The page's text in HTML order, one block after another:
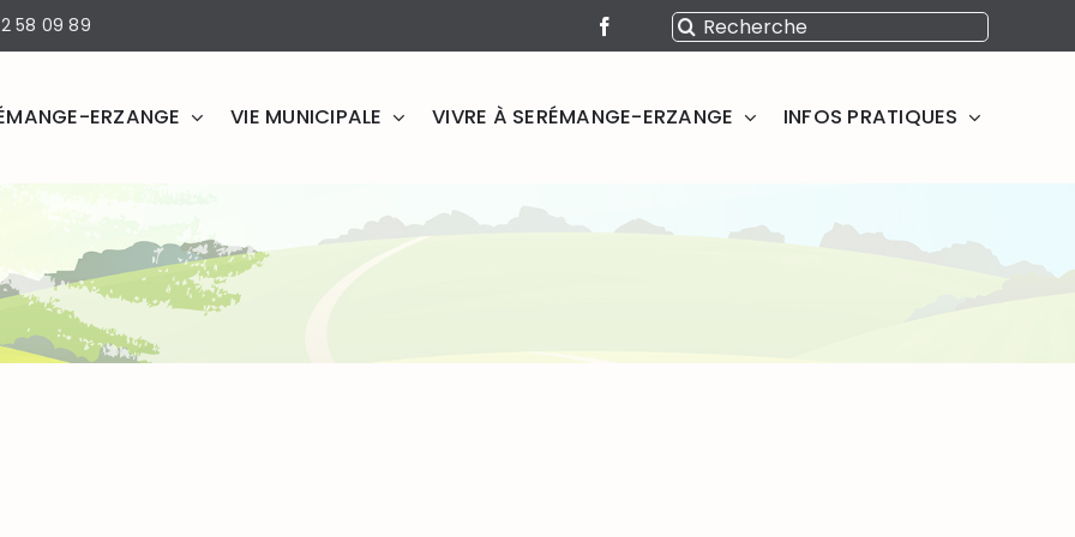
58 09 89 Rechercher:
ERZANGE VIE MUNICIPALE VIVRE À SERÉMANGE-ERZANGE INFOS PRATIQUES